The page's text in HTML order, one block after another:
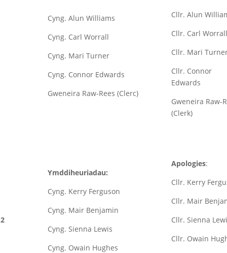
Cyng. Alun Williams
Cyng. Carl Worrall
Cyng. Mari Turner
Cyng. Connor Edwards
Gweneira Raw-Rees (Clerc)
Cllr. Alun
Cllr. Carl Worrall
Cllr. Mari
Cllr. Connor
Edwards
Gweneira Raw-
(Clerk)
2
Ymddiheuriadau:
Cyng. Kerry Ferguson
Cyng. Mair Benjamin
Cyng. Sienna Lewis
Cyng. Owain Hughes
Apologies:
Cllr. Kerry
Cllr. Mair
Cllr. Sienna
Cllr. Owain